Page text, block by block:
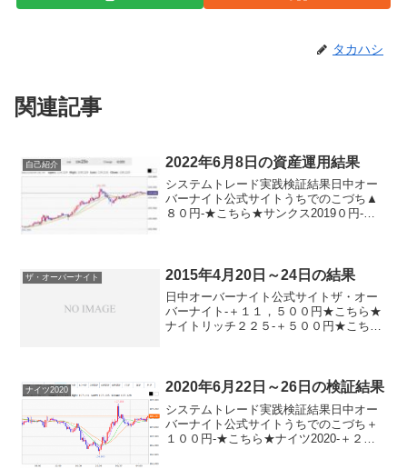
タカハシ
関連記事
自己紹介 2022年6月8日の資産運用結果
システムトレード実践検証結果日中オー
バーナイト公式サイトうちでのこづち▲
８０円-★こちら★サンクス2019０円-★
８...
ザ・オーバーナイト 2015年4月20日～24日の結果
日中オーバーナイト公式サイトザ・オー
バーナイト-＋１１，５００円★こちら★
ナイトリッチ２２５-＋５００円★こちら
（２０１３版）...
ナイツ2020 2020年6月22日～26日の検証結果
システムトレード実践検証結果日中オー
バーナイト公式サイトうちでのこづち＋
１００円-★こちら★ナイツ2020-＋２３